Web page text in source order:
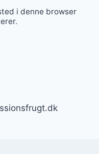
i denne browser